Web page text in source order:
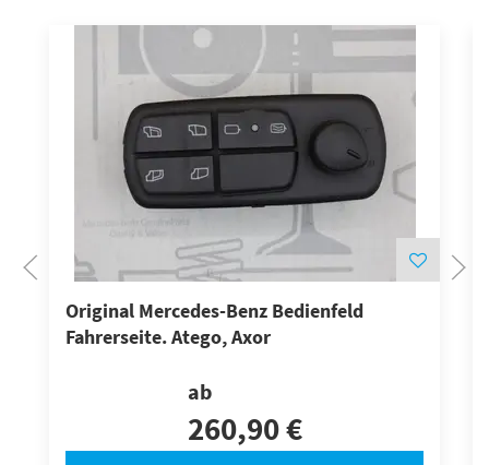
Original Mercedes-Benz Bedienfeld
Fahrerseite. Atego, Axor
ab
260,90 €